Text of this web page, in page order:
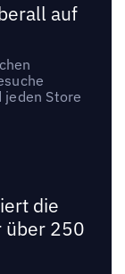
auf
Store
die
über 250